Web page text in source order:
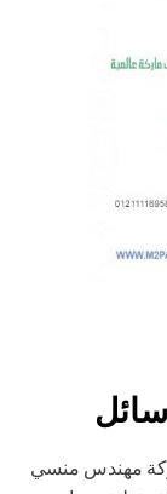
صابون سائل موديل 503 ماركة مهندس منسي